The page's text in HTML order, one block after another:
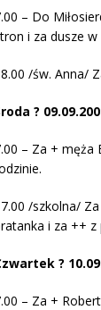
– Do
i za dusze w
/św. Anna/
?
– Za + męża
/szkolna/
i za ++
?
– Za +